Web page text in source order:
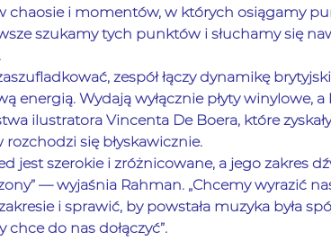
chaosie i momentów, w których osiągamy
szukamy tych punktów i słuchamy się
zespół łączy dynamikę
energią. Wydają wyłącznie płyty winylowe,
ilustratora Vincenta De Boera, które
się błyskawicznie.
jest szerokie i zróżnicowane, a jego zakres
— wyjaśnia Rahman. „Chcemy wyrazić
i sprawić, by powstała muzyka była
chce do nas dołączyć”.